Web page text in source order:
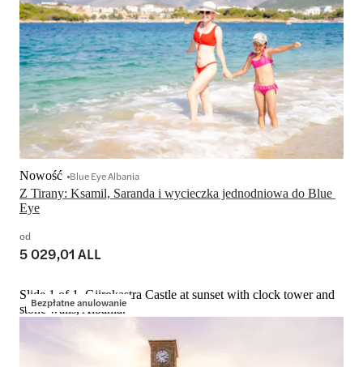
Z Tirany: Ksamil, Saranda i wycieczka jednodniowa do Blue
Eye
Nowość Blue Eye Albania
od
5 029,01 ALL
Bezpłatne anulowanie
Slide 1 of 1, Gjirokastra Castle at sunset with clock tower and
stone walls, Albania.